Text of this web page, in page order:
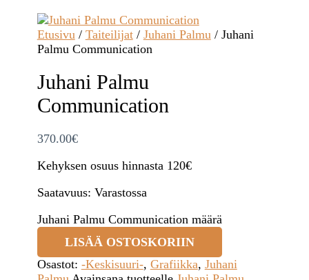
Etusivu/ Taiteilijat/ Juhani Palmu/ Juhani
Palmu Communication
Juhani Palmu
Communication
370.00€
Kehyksen osuus hinnasta 120€
Saatavuus: Varastossa
Juhani Palmu Communication määrä
LISÄÄ OSTOSKORIIN
Osastot: -Keskisuuri-, Grafiikka, Juhani